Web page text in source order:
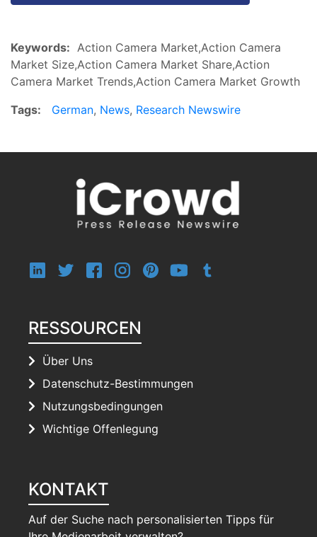
Keywords: Action Camera Market,Action Camera
Market Size,Action Camera Market Share,Action
Camera Market Trends,Action Camera Market Growth
Tags:
German, News, Research Newswire
RESSOURCEN
Über Uns
Datenschutz-Bestimmungen
Nutzungsbedingungen
Wichtige Offenlegung
KONTAKT
Auf der Suche nach personalisierten Tipps für